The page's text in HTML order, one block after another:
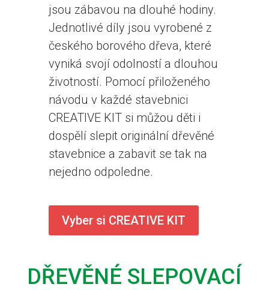
jsou zábavou na dlouhé hodiny.
Jednotlivé díly jsou vyrobené z
českého borového dřeva, které
vyniká svojí odolností a dlouhou
životností. Pomocí přiloženého
návodu v každé stavebnici
CREATIVE KIT si můžou děti i
dospělí slepit originální dřevěné
stavebnice a zabavit se tak na
nejedno odpoledne.
Vyber si CREATIVE KIT
DŘEVĚNÉ SLEPOVACÍ